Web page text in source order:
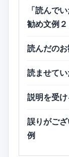
「読んで
勧め文例
読んだの
読ませて
説明を受
誤りがご
例